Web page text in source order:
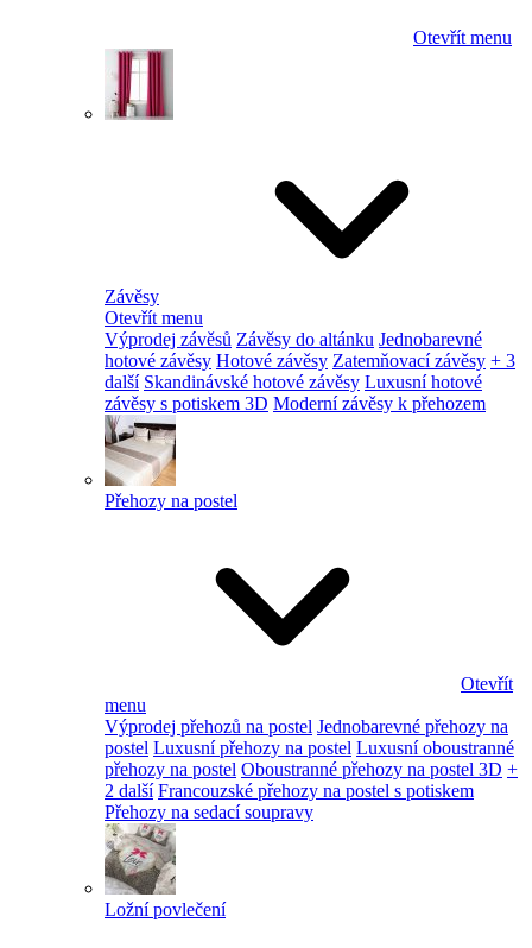
Otevřít menu
Závěsy
Otevřít menu
Výprodej závěsů Závěsy do altánku Jednobarevné
hotové závěsy Hotové závěsy Zatemňovací závěsy + 3
další Skandinávské hotové závěsy Luxusní hotové
závěsy s potiskem 3D Moderní závěsy k přehozem
Přehozy na postel
Otevřít
menu
Výprodej přehozů na postel Jednobarevné přehozy na
postel Luxusní přehozy na postel Luxusní oboustranné
přehozy na postel Oboustranné přehozy na postel 3D +
2 další Francouzské přehozy na postel s potiskem
Přehozy na sedací soupravy
Ložní povlečení